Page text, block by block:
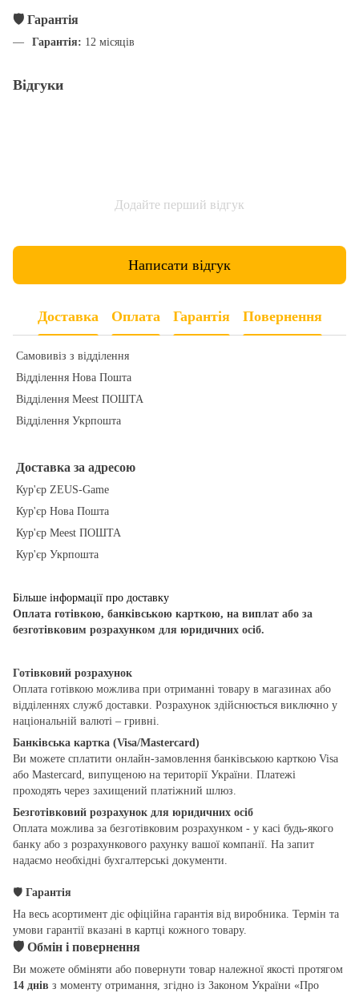
🛡️ Гарантія
Гарантія: 12 місяців
Відгуки
Додайте перший відгук
Написати відгук
Доставка Оплата Гарантія Повернення
Самовивіз з відділення
Відділення Нова Пошта
Відділення Meest ПОШТА
Відділення Укрпошта
Доставка за адресою
Кур'єр ZEUS-Game
Кур'єр Нова Пошта
Кур'єр Meest ПОШТА
Кур'єр Укрпошта
Більше інформації про доставку
Оплата готівкою, банківською карткою, на виплат або за
безготівковим розрахунком для юридичних осіб.
Готівковий розрахунок
Оплата готівкою можлива при отриманні товару в магазинах або
відділеннях служб доставки. Розрахунок здійснюється виключно у
національній валюті – гривні.
Банківська картка (Visa/Mastercard)
Ви можете сплатити онлайн-замовлення банківською карткою Visa
або Mastercard, випущеною на території України. Платежі
проходять через захищений платіжний шлюз.
Безготівковий розрахунок для юридичних осіб
Оплата можлива за безготівковим розрахунком - у касі будь-якого
банку або з розрахункового рахунку вашої компанії. На запит
надаємо необхідні бухгалтерські документи.
🛡 Гарантія
На весь асортимент діє офіційна гарантія від виробника. Термін та
умови гарантії вказані в картці кожного товару.
🛡 Обмін і повернення
Ви можете обміняти або повернути товар належної якості протягом
14 днів з моменту отримання, згідно із Законом України «Про